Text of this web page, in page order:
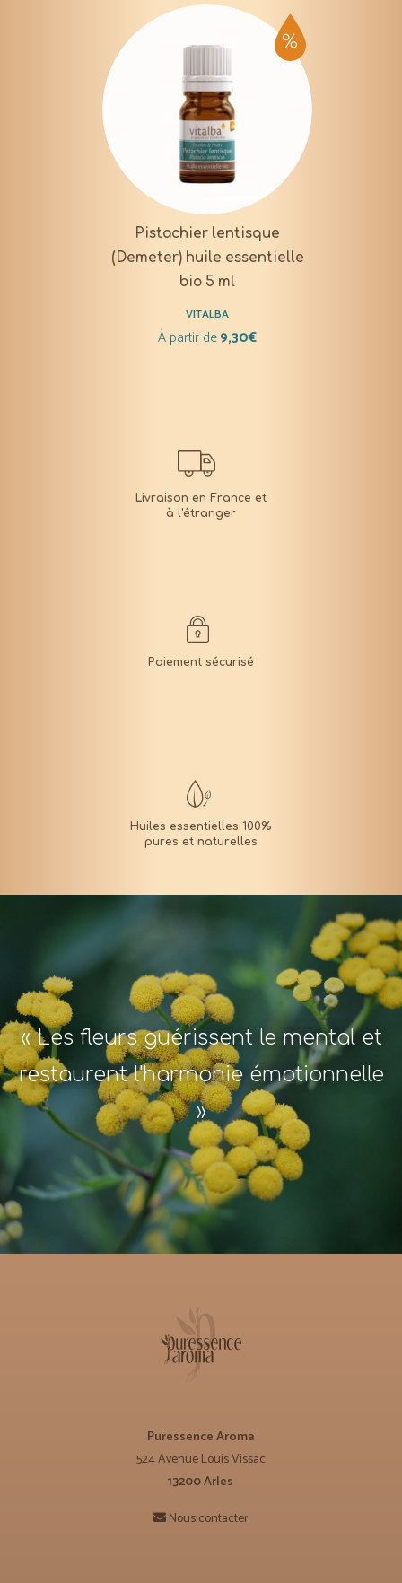
Pistachier lentisque
(Demeter) huile essentielle
bio 5 ml
VITALBA
À partir de9,30€
« Les fleurs guérissent le mental et
restaurent l'harmonie émotionnelle
»
Puressence Aroma
524 Avenue Louis Vissac
13200 Arles
Nous contacter